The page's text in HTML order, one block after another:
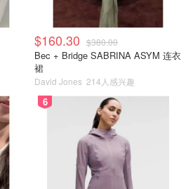
$160.30 $380.00
Bec + Bridge SABRINA ASYM 连衣
裙
David Jones 214人感兴趣
6